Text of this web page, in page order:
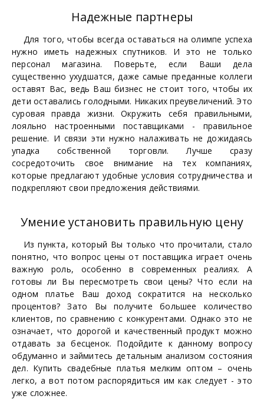
Надежные партнеры
Для того, чтобы всегда оставаться на олимпе успеха
нужно иметь надежных спутников. И это не только
персонал магазина. Поверьте, если Ваши дела
существенно ухудшатся, даже самые преданные коллеги
оставят Вас, ведь Ваш бизнес не стоит того, чтобы их
дети оставались голодными. Никаких преувеличений. Это
суровая правда жизни. Окружить себя правильными,
лояльно настроенными поставщиками - правильное
решение. И связи эти нужно налаживать не дожидаясь
упадка собственной торговли. Лучше сразу
сосредоточить свое внимание на тех компаниях,
которые предлагают удобные условия сотрудничества и
подкрепляют свои предложения действиями.
Умение установить правильную цену
Из пункта, который Вы только что прочитали, стало
понятно, что вопрос цены от поставщика играет очень
важную роль, особенно в современных реалиях. А
готовы ли Вы пересмотреть свои цены? Что если на
одном платье Ваш доход сократится на несколько
процентов? Зато Вы получите большее количество
клиентов, по сравнению с конкурентами. Однако это не
означает, что дорогой и качественный продукт можно
отдавать за бесценок. Подойдите к данному вопросу
обдуманно и займитесь детальным анализом состояния
дел. Купить свадебные платья мелким оптом – очень
легко, а вот потом распорядиться им как следует - это
уже сложнее.